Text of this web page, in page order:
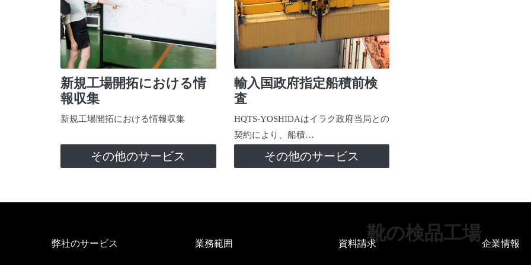
新規工場開拓における情
報収集
新規工場開拓における情報収集
その他のサービス
輸入国政府指定船積前検
査
HQTS-YOSHIDAはイラク政府当局との
契約により、船積…
その他のサービス
靴の検品工場
弊社のサービス 業務範囲 資料請求 企業情報